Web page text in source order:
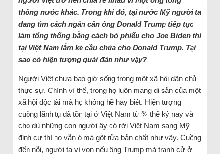
thống nước khác. Trong khi đó, tại nước Mỹ người ta
đang tìm cách ngăn cản ông Donald Trump tiếp tục
làm tổng thống bằng cách bỏ phiếu cho Joe Biden thì
tại Việt Nam lắm kẻ cầu chúa cho Donald Trump. Tại
sao có hiện tượng quái đản như vậy?
Người Việt chưa bao giờ sống trong một xã hội dân chủ
thực sự. Chính vì thế, trong họ luôn mang di sản của một
xã hội độc tài mà họ không hề hay biết. Hiện tượng
cuồng lãnh tụ đã tồn tại ở Việt Nam từ ¾ thế kỷ nay và
cho dù những con người ấy có rời Việt Nam sang Mỹ
định cư thì họ vẫn ó mà gột rửa bản chất như vậy. Cuồng
đến nỗi, người ta ví von nếu ông Trump mà tranh cử ở